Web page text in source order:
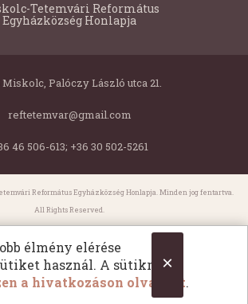
×
élmény elérése
használ. A sütikről
a hivatkozáson olvashat.
Tetemvári Református
Egyházközség Honlapja
Miskolc, Palóczy László utca 21.
reftetemvar@gmail.com
46 506-613; +36 30 502-5261
Református Egyházközség Honlapja. Minden jog fentartva.
All Rights Reserved.